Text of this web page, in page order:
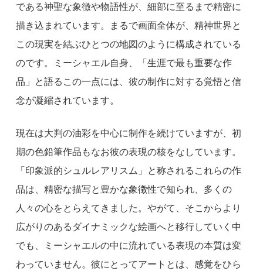
である神聖な象徴や物語性が、細部に至るまで精密に
描き込まれています。まるで画面全体が、精神世界と
この現実を結ぶひとつの地図のように構成されている
のです。ミーシャエル自身、「生涯で最も重要な作
品」と語るこの一点には、彼の制作に対する覚悟と信
念が凝縮されています。
現在は大判の油彩を中心に制作を続けていますが、初
期の色鉛筆作品もなお彼の表現の核をなしています。
「印象派的シュルレアリスム」と称されるこれらの作
品は、精密な描写と豊かな象徴性で知られ、多くの
人々の心をとらえてきました。やがて、そこからより
広がりのあるダイナミックな絵画へと移行していく中
でも、ミーシャエルの中に流れている表現の本質は変
わっていません。彼にとってアートとは、感覚をひら